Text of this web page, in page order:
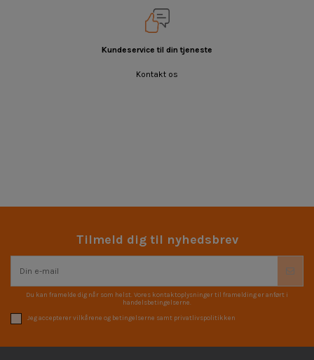
Kundeservice til din tjeneste
Kontakt os
Tilmeld dig til nyhedsbrev
Du kan framelde dig når som helst. Vores kontaktoplysninger til framelding er anført i
handelsbetingelserne.
Jeg accepterer vilkårene og betingelserne samt privatlivspolitikken